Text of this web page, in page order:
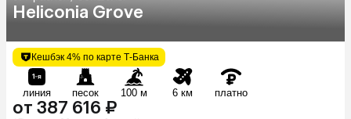
Heliconia Grove
Кешбэк 4% по карте Т-Банка
линия песок 100 м 6 км платно
от 387 616 ₽